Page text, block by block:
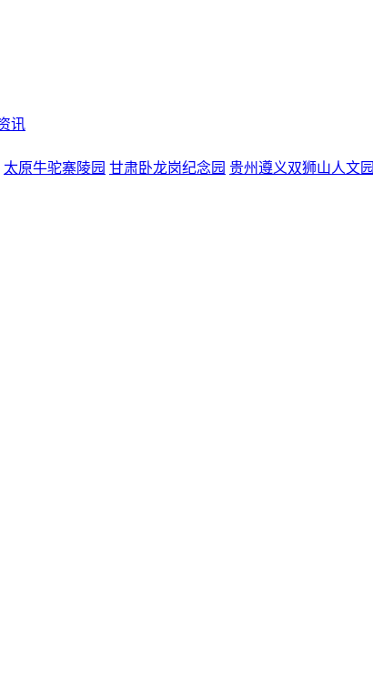
讯
太原牛驼寨陵园 甘肃卧龙岗纪念园 贵州遵义双狮山人文园